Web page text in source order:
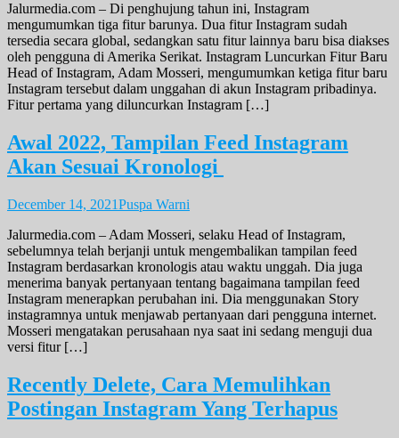
Jalurmedia.com – Di penghujung tahun ini, Instagram
mengumumkan tiga fitur barunya. Dua fitur Instagram sudah
tersedia secara global, sedangkan satu fitur lainnya baru bisa diakses
oleh pengguna di Amerika Serikat. Instagram Luncurkan Fitur Baru
Head of Instagram, Adam Mosseri, mengumumkan ketiga fitur baru
Instagram tersebut dalam unggahan di akun Instagram pribadinya.
Fitur pertama yang diluncurkan Instagram […]
Awal 2022, Tampilan Feed Instagram
Akan Sesuai Kronologi
December 14, 2021Puspa Warni
Jalurmedia.com – Adam Mosseri, selaku Head of Instagram,
sebelumnya telah berjanji untuk mengembalikan tampilan feed
Instagram berdasarkan kronologis atau waktu unggah. Dia juga
menerima banyak pertanyaan tentang bagaimana tampilan feed
Instagram menerapkan perubahan ini. Dia menggunakan Story
instagramnya untuk menjawab pertanyaan dari pengguna internet.
Mosseri mengatakan perusahaan nya saat ini sedang menguji dua
versi fitur […]
Recently Delete, Cara Memulihkan
Postingan Instagram Yang Terhapus